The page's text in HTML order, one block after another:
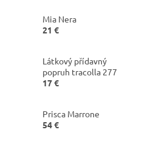
Mia Nera
21 €
Látkový přídavný
popruh tracolla 277
17 €
Prisca Marrone
54 €